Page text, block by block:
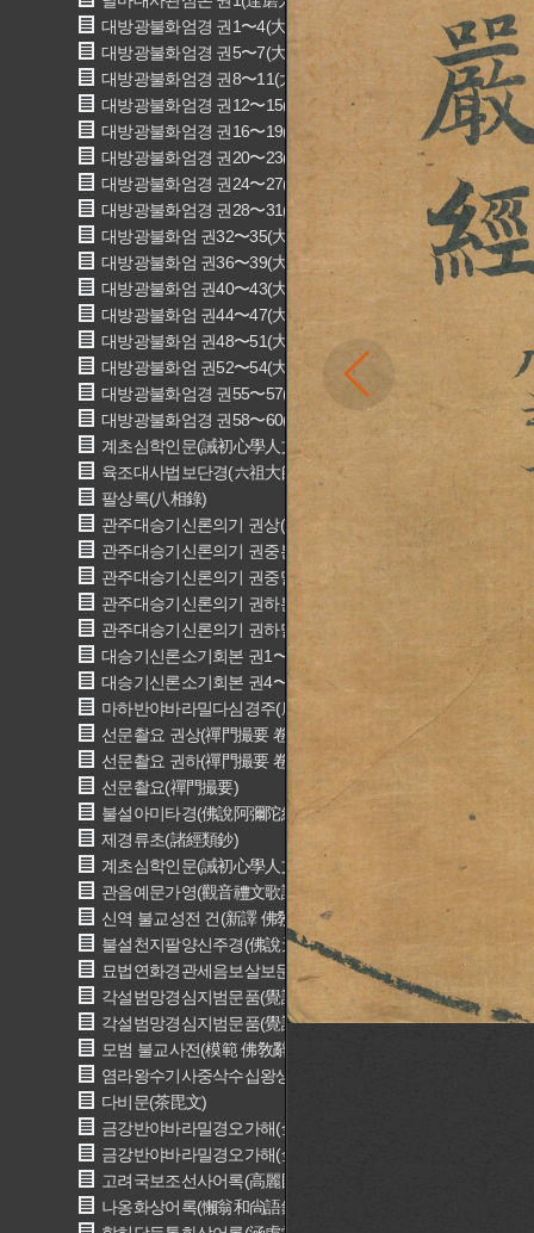
대방광불화엄경 권1〜4(大方廣佛華嚴經 卷一〜四)
대방광불화엄경 권5〜7(大方廣佛華嚴經 卷五〜七)
대방광불화엄경 권8〜11(大方廣佛華嚴經 卷八〜十一)
대방광불화엄경 권12〜15(大方廣佛華嚴經 卷十二〜十五)
대방광불화엄경 권16〜19(大方廣佛華嚴經 卷十六〜十九)
대방광불화엄경 권20〜23(大方廣佛華嚴經 卷二十〜二十三)
대방광불화엄경 권24〜27(大方廣佛華嚴經 卷二四〜二十七)
대방광불화엄경 권28〜31(大方廣佛華嚴經 卷二十八〜三十一)
대방광불화엄 권32〜35(大方廣佛華嚴經 卷三十二〜三十五)
대방광불화엄 권36〜39(大方廣佛華嚴經 卷三十六〜三十九)
대방광불화엄 권40〜43(大方廣佛華嚴經 卷四十〜四十三)
대방광불화엄 권44〜47(大方廣佛華嚴經 卷四十四〜四十七)
대방광불화엄 권48〜51(大方廣佛華嚴經 卷四十八〜五十一)
대방광불화엄 권52〜54(大方廣佛華嚴經 卷五十二〜五十四)
대방광불화엄경 권55〜57(大方廣佛華嚴經 卷五十五〜五十七)
대방광불화엄경 권58〜60(大方廣佛華嚴經 卷五十八〜六十)
계초심학인문(誡初心學人文)
육조대사법보단경(六祖大師法寶壇經)
팔상록(八相錄)
관주대승기신론의기 권상(冠註大乗起信論義記 卷上)
관주대승기신론의기 권중본(冠註大乗起信論義記 卷中本)
관주대승기신론의기 권중말(冠註大乗起信論義記 卷中末)
관주대승기신론의기 권하본(冠註大乗起信論義記 卷下本)
관주대승기신론의기 권하말(冠註大乗起信論義記 卷下末)
대승기신론소기회본 권1〜3(大乘起信論疏記會本 卷一〜三)
대승기신론소기회본 권4〜6(大乘起信論疏記會本 卷四〜六)
마하반야바라밀다심경주(摩訶般若波羅蜜多心經註)
선문촬요 권상(禪門撮要 卷上)
선문촬요 권하(禪門撮要 卷下)
선문촬요(禪門撮要)
불설아미타경(佛說阿彌陀經)
제경류초(諸經類鈔)
계초심학인문(誡初心學人文)
관음예문가영(觀音禮文歌詠)
신역 불교성전 건(新譯 佛敎聖典 乾)
불설천지팔양신주경(佛說天地八陽神呪經)
묘법연화경관세음보살보문품(妙法蓮華經觀世音菩薩普門品)
각설범망경심지범문품(覺說梵網經心地法門品)
각설범망경심지범문품(覺說梵網經心地法門品)
모범 불교사전(模範 佛敎辭典)
염라왕수기사중삭수십왕생칠왕생정토경(閻羅王授記四衆逆
다비문(茶毘文)
금강반야바라밀경오가해(金剛般若波羅蜜經五家解)
금강반야바라밀경오가해(金剛般若波羅蜜經五家解)
고려국보조선사어록(高麗國普照禪師語錄)
나옹화상어록(懶翁和尙語錄)